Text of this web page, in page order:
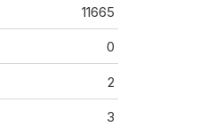
11665
0
2
3